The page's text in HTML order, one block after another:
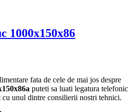
1000x150x86
fata de cele de mai jos despre
puteti sa luati legatura telefonic
cu unul dintre consilierii nostri tehnici.